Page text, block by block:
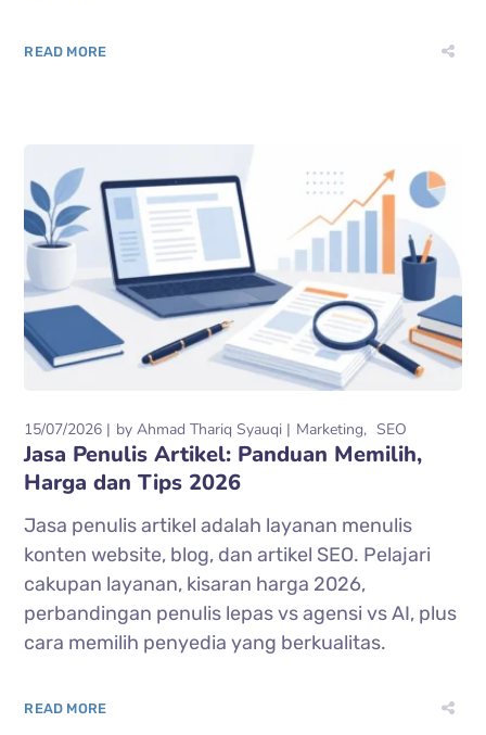
READ MORE
15/07/2026 byAhmad Thariq Syauqi Marketing SEO
Jasa Penulis Artikel: Panduan Memilih,
Harga dan Tips 2026
Jasa penulis artikel adalah layanan menulis
konten website, blog, dan artikel SEO. Pelajari
cakupan layanan, kisaran harga 2026,
perbandingan penulis lepas vs agensi vs AI, plus
cara memilih penyedia yang berkualitas.
READ MORE